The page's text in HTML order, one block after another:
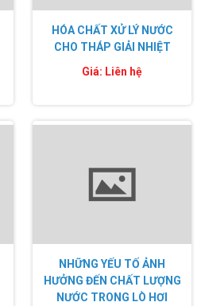
HÓA CHẤT XỬ LÝ NƯỚC
CHO THÁP GIẢI NHIỆT
Giá: Liên hệ
NHỮNG YẾU TỐ ẢNH
HƯỞNG ĐẾN CHẤT LƯỢNG
NƯỚC TRONG LÒ HƠI